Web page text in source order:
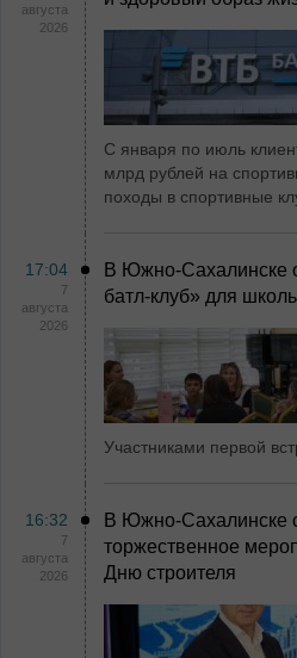
августа
2026
С января по июль
млрд рублей на
походы в спортивные
17:04
7
августа
2026
В Южно-Сахалинске
батл-клуб» для
Участниками первой
16:32
7
августа
2026
В Южно-Сахалинске
торжественное
Дню строителя